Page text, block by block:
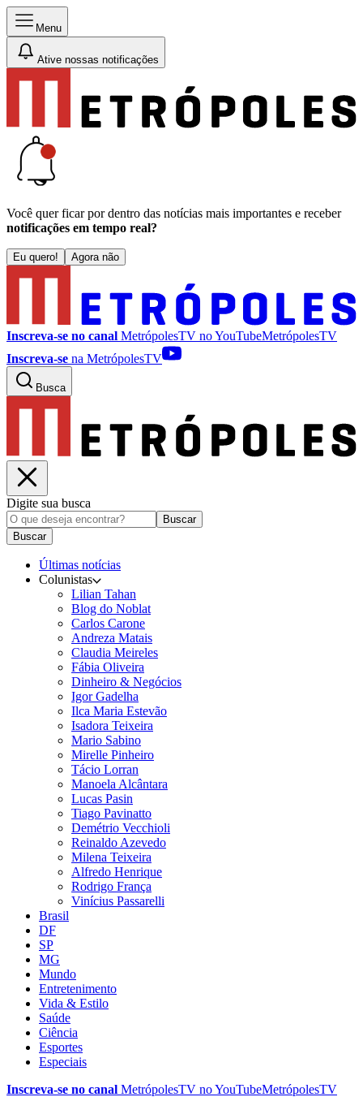
Menu
Ative nossas notificações
Você quer ficar por dentro das notícias mais importantes e receber
notificações em tempo real?
Eu quero! Agora não
Inscreva-se no canal MetrópolesTV noYouTubeMetrópolesTV
Inscreva-se na MetrópolesTV
Busca
Digite sua busca
Buscar
Buscar
Últimas notícias
Colunistas
Lilian Tahan
Blog do Noblat
Carlos Carone
Andreza Matais
Claudia Meireles
Fábia Oliveira
Dinheiro & Negócios
Igor Gadelha
Ilca Maria Estevão
Isadora Teixeira
Mario Sabino
Mirelle Pinheiro
Tácio Lorran
Manoela Alcântara
Lucas Pasin
Tiago Pavinatto
Demétrio Vecchioli
Reinaldo Azevedo
Milena Teixeira
Alfredo Henrique
Rodrigo França
Vinícius Passarelli
Brasil
DF
SP
MG
Mundo
Entretenimento
Vida & Estilo
Saúde
Ciência
Esportes
Especiais
Inscreva-se no canal MetrópolesTV noYouTubeMetrópolesTV